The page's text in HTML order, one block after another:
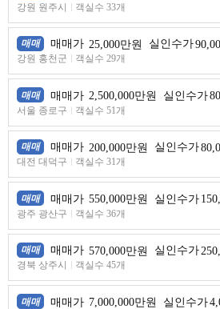
강원 원주시 객실수 33개
매매 매매가 25,000만원 실인수가
강원 홍천군 객실수 29개
매매 매매가 2,500,000만원 실인수가
서울 종로구 객실수 51개
매매 매매가 200,000만원 실인수가
대전 대덕구 객실수 31개
매매 매매가 550,000만원 실인수가
광주 광산구 객실수 36개
매매 매매가 570,000만원 실인수가
경북 상주시 객실수 45개
매매 매매가 7,000,000만원 실인수가